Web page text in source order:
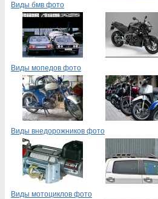
Виды бмв фото
Виды мопедов фото
Виды внедорожников фото
Виды мотоциклов фото